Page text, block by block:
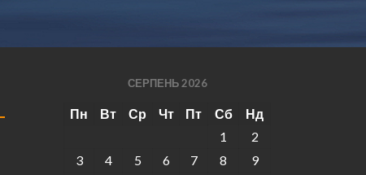
СЕРПЕНЬ 2026
Пн Вт Ср Чт Пт Сб
Нд
1
2
3
4 5 6 7 8
9